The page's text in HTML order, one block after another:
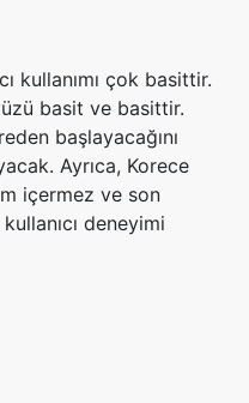
kullanımı çok basittir.
basit ve basittir.
başlayacağını
Ayrıca, Korece
içermez ve son
deneyimi